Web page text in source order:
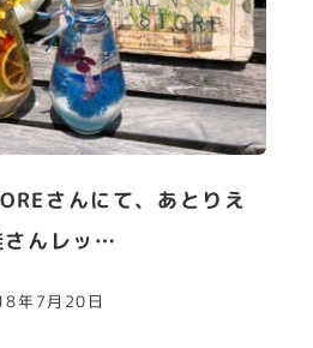
さんにて、あとりえ
んレッ…
年7月20日